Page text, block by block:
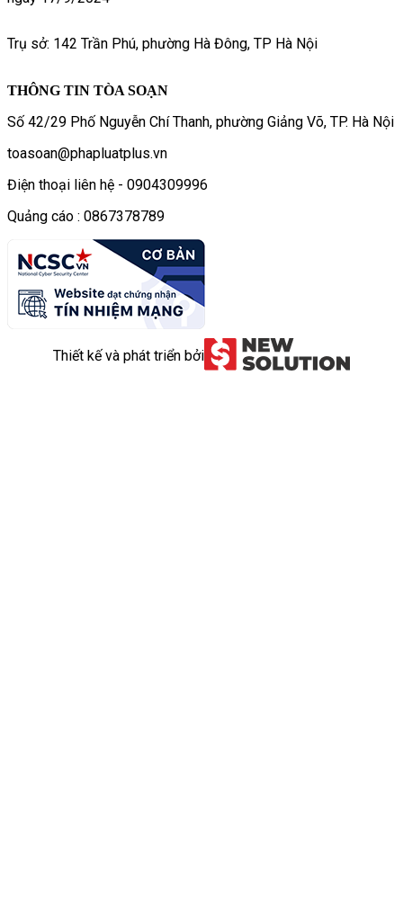
Trụ sở: 142 Trần Phú, phường Hà Đông, TP Hà Nội
THÔNG TIN TÒA SOẠN
Số 42/29 Phố Nguyễn Chí Thanh, phường Giảng Võ, TP. Hà Nội
toasoan@phapluatplus.vn
Điện thoại liên hệ - 0904309996
Quảng cáo : 0867378789
Thiết kế và phát triển bởi